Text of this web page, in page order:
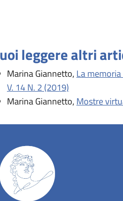
leggere altri
Marina Giannetto, La
V. 14 N. 2 (2019)
Marina Giannetto, Mostre